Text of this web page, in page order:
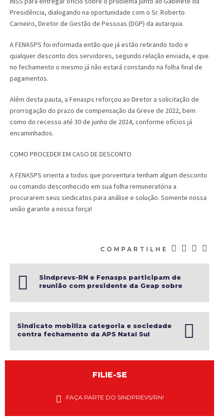
Presidência, dialogando na oportunidade com o Sr. Roberto
Carneiro, Diretor de Gestão de Pessoas (DGP) da autarquia.
A FENASPS foi informada então que já estão retirando todo e
qualquer desconto dos servidores, segundo relação enviada, e que
no fechamento o mesmo já não estará constando na folha final de
pagamentos.
Além desta pauta, a Fenasps reforçou ao Diretor a solicitação de
prorrogação do prazo de compensação da Greve de 2022, bem
como do recesso até 30 de junho de 2024, conforme ofícios já
encaminhados.
COMO PROCEDER EM CASO DE DESCONTO
A FENASPS orienta a todos que porventura tenham algum desconto
ou comando desconhecido em sua folha remuneratória a
procurarem seus sindicatos para análise e solução. Somente nossa
união garante a nossa força!
COMPARTILHE
Sindprevs-RN e Fenasps participam de
reunião com presidente da Geap sobre
Sindicato mobiliza categoria e sociedade
contra fechamento da APS Natal Sul
FILIE-SE
FAÇA PARTE DO SINDPREVS/RN!